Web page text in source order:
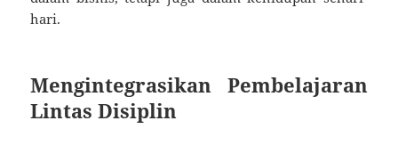
hari.
Mengintegrasikan Pembelajaran
Lintas Disiplin